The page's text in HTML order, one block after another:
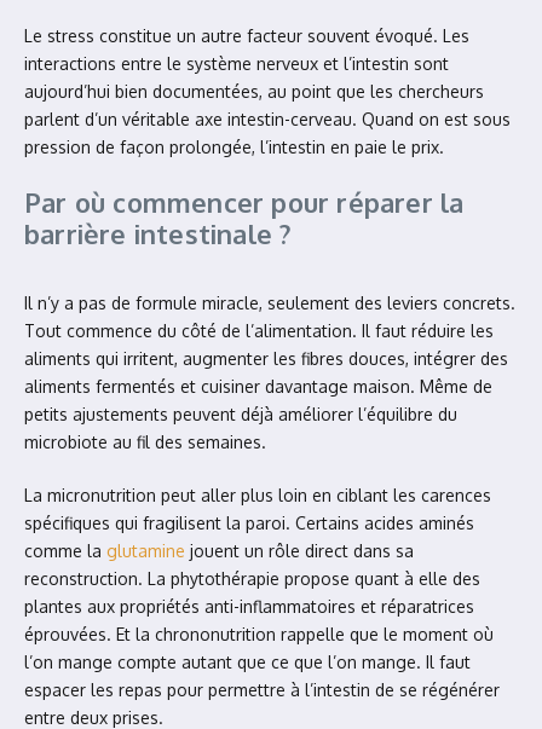
Le stress constitue un autre facteur souvent évoqué. Les
interactions entre le système nerveux et l’intestin sont
aujourd’hui bien documentées, au point que les chercheurs
parlent d’un véritable axe intestin-cerveau. Quand on est sous
pression de façon prolongée, l’intestin en paie le prix.
Par où commencer pour réparer la
barrière intestinale ?
Il n’y a pas de formule miracle, seulement des leviers concrets.
Tout commence du côté de l’alimentation. Il faut réduire les
aliments qui irritent, augmenter les fibres douces, intégrer des
aliments fermentés et cuisiner davantage maison. Même de
petits ajustements peuvent déjà améliorer l’équilibre du
microbiote au fil des semaines.
La micronutrition peut aller plus loin en ciblant les carences
spécifiques qui fragilisent la paroi. Certains acides aminés
comme la glutamine jouent un rôle direct dans sa
reconstruction. La phytothérapie propose quant à elle des
plantes aux propriétés anti-inflammatoires et réparatrices
éprouvées. Et la chrononutrition rappelle que le moment où
l’on mange compte autant que ce que l’on mange. Il faut
espacer les repas pour permettre à l’intestin de se régénérer
entre deux prises.